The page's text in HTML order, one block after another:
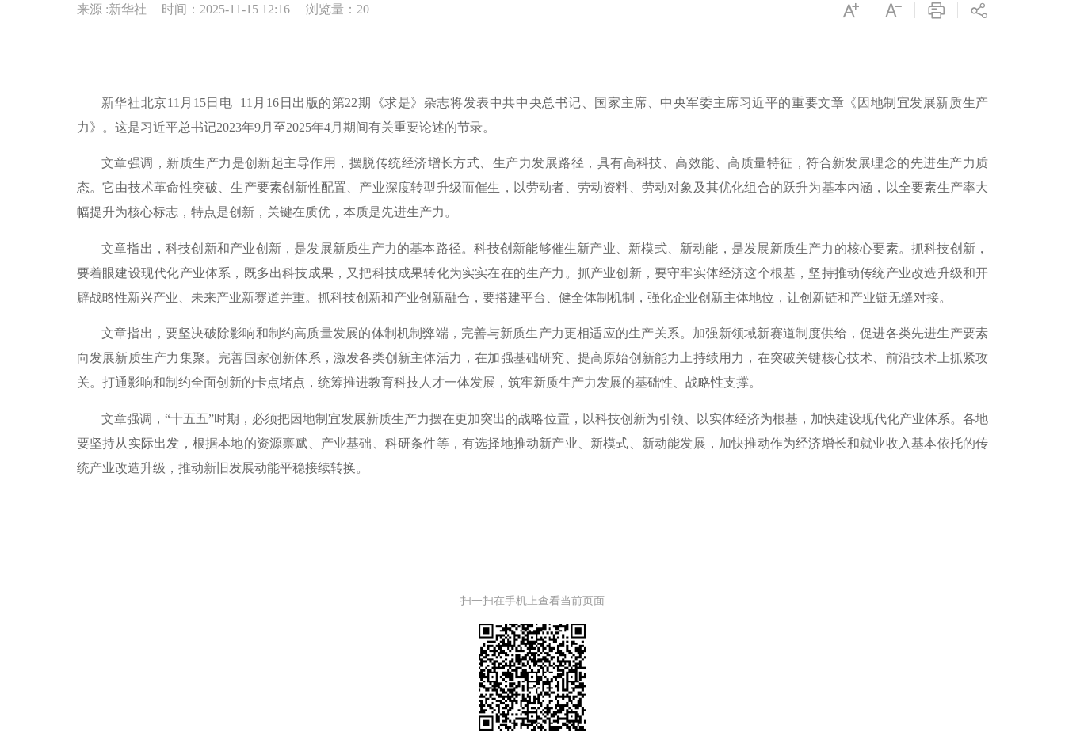
来源 :新华社 时间：2025-11-15 12:16 浏览量： 20
新华社北京11月15日电 11月16日出版的第22期《求是》杂志将发表中共中央总书记、国家主席、中央军委主席习近平的重要文章《因地制宜发展新质生产
力》。这是习近平总书记2023年9月至2025年4月期间有关重要论述的节录。
文章强调，新质生产力是创新起主导作用，摆脱传统经济增长方式、生产力发展路径，具有高科技、高效能、高质量特征，符合新发展理念的先进生产力质
态。它由技术革命性突破、生产要素创新性配置、产业深度转型升级而催生，以劳动者、劳动资料、劳动对象及其优化组合的跃升为基本内涵，以全要素生产率大
幅提升为核心标志，特点是创新，关键在质优，本质是先进生产力。
文章指出，科技创新和产业创新，是发展新质生产力的基本路径。科技创新能够催生新产业、新模式、新动能，是发展新质生产力的核心要素。抓科技创新，
要着眼建设现代化产业体系，既多出科技成果，又把科技成果转化为实实在在的生产力。抓产业创新，要守牢实体经济这个根基，坚持推动传统产业改造升级和开
辟战略性新兴产业、未来产业新赛道并重。抓科技创新和产业创新融合，要搭建平台、健全体制机制，强化企业创新主体地位，让创新链和产业链无缝对接。
文章指出，要坚决破除影响和制约高质量发展的体制机制弊端，完善与新质生产力更相适应的生产关系。加强新领域新赛道制度供给，促进各类先进生产要素
向发展新质生产力集聚。完善国家创新体系，激发各类创新主体活力，在加强基础研究、提高原始创新能力上持续用力，在突破关键核心技术、前沿技术上抓紧攻
关。打通影响和制约全面创新的卡点堵点，统筹推进教育科技人才一体发展，筑牢新质生产力发展的基础性、战略性支撑。
文章强调，“十五五”时期，必须把因地制宜发展新质生产力摆在更加突出的战略位置，以科技创新为引领、以实体经济为根基，加快建设现代化产业体系。各地
要坚持从实际出发，根据本地的资源禀赋、产业基础、科研条件等，有选择地推动新产业、新模式、新动能发展，加快推动作为经济增长和就业收入基本依托的传
统产业改造升级，推动新旧发展动能平稳接续转换。
扫一扫在手机上查看当前页面